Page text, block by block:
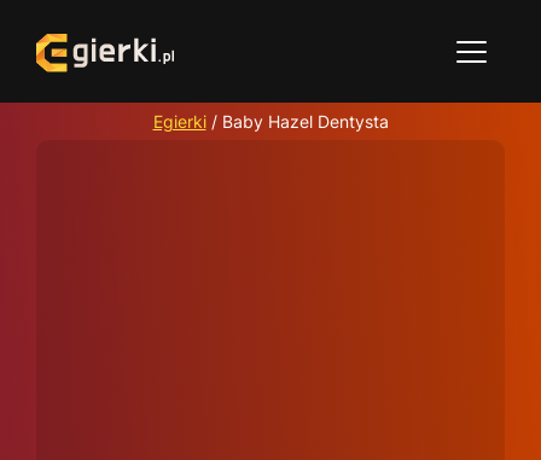
Egierki/ Baby Hazel Dentysta